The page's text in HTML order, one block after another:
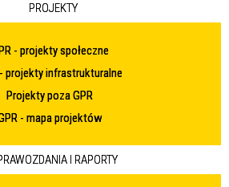
PROJEKTY
- projekty społeczne
projekty infrastrukturalne
Projekty poza GPR
- mapa projektów
I RAPORTY